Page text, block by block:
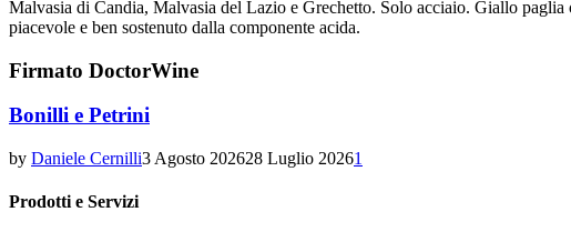
Malvasia di Candia, Malvasia del Lazio e Grechetto. Solo acciaio. Giallo
piacevole e ben sostenuto dalla componente acida.
Firmato DoctorWine
Bonilli e Petrini
by Daniele Cernilli3 Agosto 202628 Luglio 20261
Prodotti e Servizi